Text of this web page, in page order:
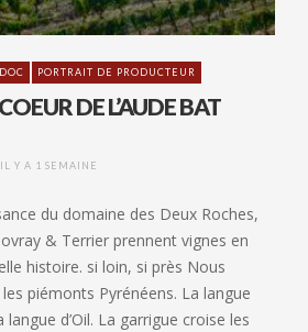
PORTRAIT DE PRODUCTEUR
DE L’AUDE BAT
IL Y A 1 SEMAINE
du domaine des Deux Roches,
& Terrier prennent vignes en
histoire. si loin, si près Nous
piémonts Pyrénéens. La langue
langue d’Oil. La garrigue croise les